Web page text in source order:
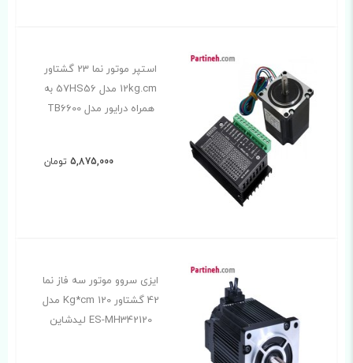
استپر موتور نما 23 گشتاور
12kg.cm مدل 57HS56 به
همراه درایور مدل TB6600
5,875,000 تومان
ایزی سروو موتور سه فاز نما
42 گشتاور 120 Kg*cm مدل
ES-MH342120 لیدشاین